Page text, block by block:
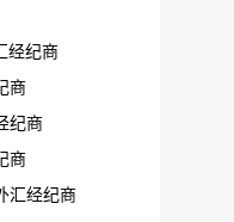
经纪商
商
纪商
商
汇经纪商